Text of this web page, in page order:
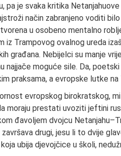
pa je svaka kritika
način zabranjeno voditi
u osobeno mentalno
iz Trampovog ovalnog ureda
građana. Nebijelci su manje
najjače moguće sile. Da,
praksama, a evropske lutke
evropskog birokratskog,
moraju prestati uvoziti jeftini
đavoljem dvojcu
završava drugi, jesu li to dvije
ubija djevojčice u školi,